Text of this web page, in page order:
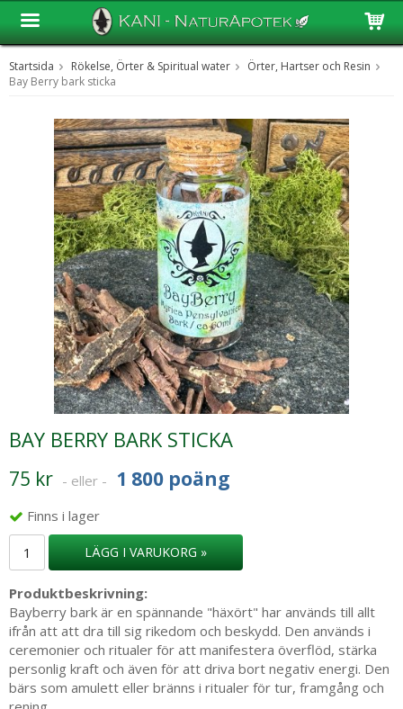
Produkten har blivit tillagd i varukorgen
Startsida Rökelse, Örter & Spiritual water
Örter, Hartser och Resin
Bay Berry bark sticka
BAY BERRY BARK STICKA
75 kr - eller - 1 800 poäng
Finns i lager
LÄGG I VARUKORG »
Produktbeskrivning:
Bayberry bark är en spännande "häxört" har används till allt
ifrån att att dra till sig rikedom och beskydd. Den används i
ceremonier och ritualer för att manifestera överflöd, stärka
personlig kraft och även för att driva bort negativ energi. Den
bärs som amulett eller bränns i ritualer för tur, framgång och